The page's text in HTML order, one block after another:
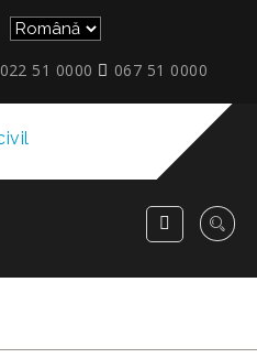
022 51 0000 067 51 0000